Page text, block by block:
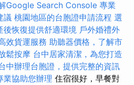
Google Search Console 專業
議 桃園地區的台胞證申請流程 選
後恢復提供舒適環境 戶外婚禮外
效貨運服務 助聽器價格，了解市
鬆按摩 台中居家清潔，為您打造
中辦理台胞證，提供完整的資訊
業協助您辦理 住宿很好，早餐對